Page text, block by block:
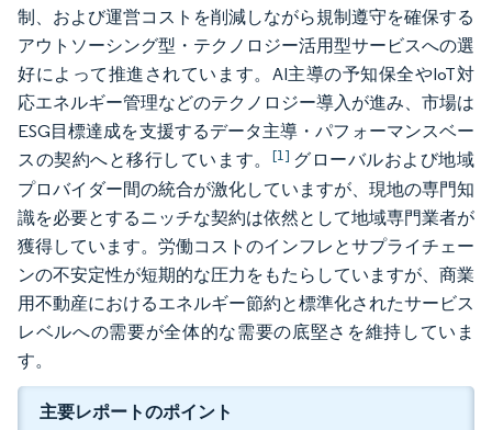
制、および運営コストを削減しながら規制遵守を確保する
アウトソーシング型・テクノロジー活用型サービスへの選
好によって推進されています。AI主導の予知保全やIoT対
応エネルギー管理などのテクノロジー導入が進み、市場は
ESG目標達成を支援するデータ主導・パフォーマンスベー
スの契約へと移行しています。 [1] グローバルおよび地域
プロバイダー間の統合が激化していますが、現地の専門知
識を必要とするニッチな契約は依然として地域専門業者が
獲得しています。労働コストのインフレとサプライチェー
ンの不安定性が短期的な圧力をもたらしていますが、商業
用不動産におけるエネルギー節約と標準化されたサービス
レベルへの需要が全体的な需要の底堅さを維持していま
す。
主要レポートのポイント